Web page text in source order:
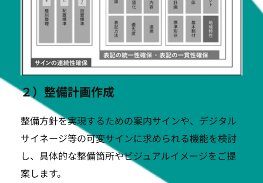
２）整備計画作成
整備方針を実現するための案内サインや、デジタル
サイネージ等の可変サインに求められる機能を検討
し、具体的な整備箇所やビジュアルイメージをご提
案します。